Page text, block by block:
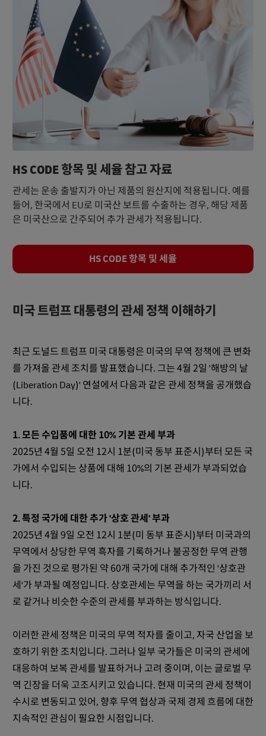
HS CODE 항목 및 세율 참고 자료
관세는 운송 출발지가 아닌 제품의 원산지에 적용됩니다. 예를
들어, 한국에서 EU로 미국산 보트를 수출하는 경우, 해당 제품
은 미국산으로 간주되어 추가 관세가 적용됩니다.
HS CODE 항목 및 세율
미국 트럼프 대통령의 관세 정책 이해하기
최근 도널드 트럼프 미국 대통령은 미국의 무역 정책에 큰 변화
를 가져올 관세 조치를 발표했습니다. 그는 4월 2일 '해방의 날
(Liberation Day)' 연설에서 다음과 같은 관세 정책을 공개했습
니다.
1. 모든 수입품에 대한 10% 기본 관세 부과
2025년 4월 5일 오전 12시 1분(미국 동부 표준시)부터 모든 국
가에서 수입되는 상품에 대해 10%의 기본 관세가 부과되었습
니다. ​
2. 특정 국가에 대한 추가 '상호 관세' 부과
2025년 4월 9일 오전 12시 1분(미 동부 표준시)부터 미국과의
무역에서 상당한 무역 흑자를 기록하거나 불공정한 무역 관행
을 가진 것으로 평가된 약 60개 국가에 대해 추가적인 '상호관
세'가 부과될 예정입니다. ​상호관세는 무역을 하는 국가끼리 서
로 같거나 비슷한 수준의 관세를 부과하는 방식입니다.
이러한 관세 정책은 미국의 무역 적자를 줄이고, 자국 산업을 보
호하기 위한 조치입니다. 그러나 일부 국가들은 미국의 관세에
대응하여 보복 관세를 발표하거나 고려 중이며, 이는 글로벌 무
역 긴장을 더욱 고조시키고 있습니다. 현재 미국의 관세 정책이
수시로 변동되고 있어, 향후 무역 협상과 국제 경제 흐름에 대한
지속적인 관심이 필요한 시점입니다.